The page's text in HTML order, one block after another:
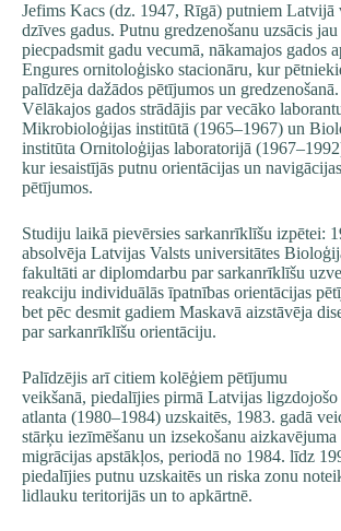
Jefims Kacs (dz. 1947, Rīgā) putniem Latvijā
dzīves gadus. Putnu gredzenošanu uzsācis jau
piecpadsmit gadu vecumā, nākamajos gados
Engures ornitoloģisko stacionāru, kur
palīdzēja dažādos pētījumos un gredzenošanā.
Vēlākajos gados strādājis par vecāko
Mikrobioloģijas institūtā (1965–1967) un
institūta Ornitoloģijas laboratorijā
kur iesaistījās putnu orientācijas un navigācijas
pētījumos.
Studiju laikā pievērsies sarkanrīklīšu izpētei:
absolvēja Latvijas Valsts universitātes
fakultāti ar diplomdarbu par sarkanrīklīšu
reakciju individuālās īpatnības orientācijas
bet pēc desmit gadiem Maskavā aizstāvēja
par sarkanrīklīšu orientāciju.
Palīdzējis arī citiem kolēģiem pētījumu
veikšanā, piedalījies pirmā Latvijas ligzdojošo
atlanta (1980–1984) uzskaitēs, 1983. gadā
stārķu iezīmēšanu un izsekošanu aizkavējuma
migrācijas apstākļos, periodā no 1984. līdz
piedalījies putnu uzskaitēs un riska zonu
lidlauku teritorijās un to apkārtnē.